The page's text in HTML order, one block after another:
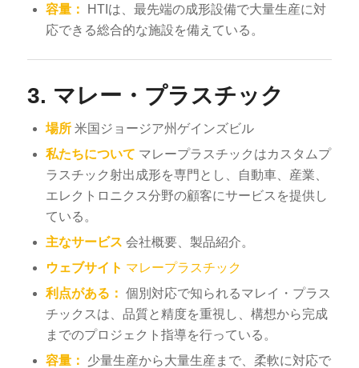
容量：
HTIは、最先端の成形設備で大量生産に対
応できる総合的な施設を備えている。
3. マレー・プラスチック
場所米国ジョージア州ゲインズビル
私たちについて マレープラスチックはカスタムプ
ラスチック射出成形を専門とし、自動車、産業、
エレクトロニクス分野の顧客にサービスを提供し
ている。
主なサービス 会社概要、製品紹介。
ウェブサイト マレープラスチック
利点がある： 個別対応で知られるマレイ・プラス
チックスは、品質と精度を重視し、構想から完成
までのプロジェクト指導を行っている。
容量：
少量生産から大量生産まで、柔軟に対応で